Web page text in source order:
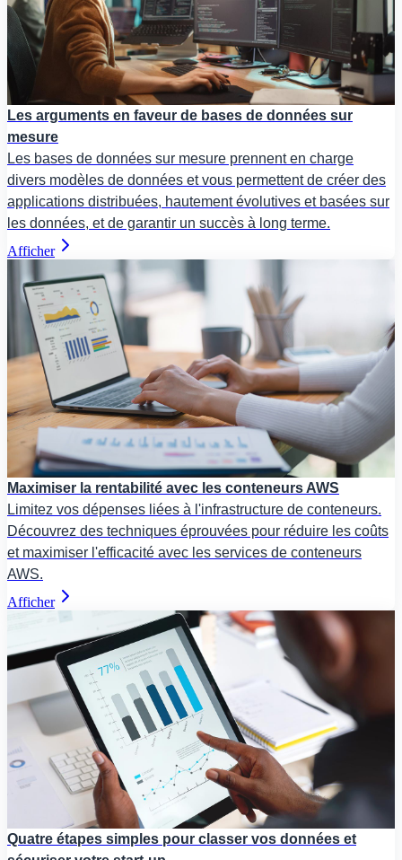
Les arguments en faveur de bases de données sur
mesure
Les bases de données sur mesure prennent en charge
divers modèles de données et vous permettent de créer des
applications distribuées, hautement évolutives et basées sur
les données, et de garantir un succès à long terme.
Afficher
Maximiser la rentabilité avec les conteneurs AWS
Limitez vos dépenses liées à l'infrastructure de conteneurs.
Découvrez des techniques éprouvées pour réduire les coûts
et maximiser l'efficacité avec les services de conteneurs
AWS.
Afficher
Quatre étapes simples pour classer vos données et